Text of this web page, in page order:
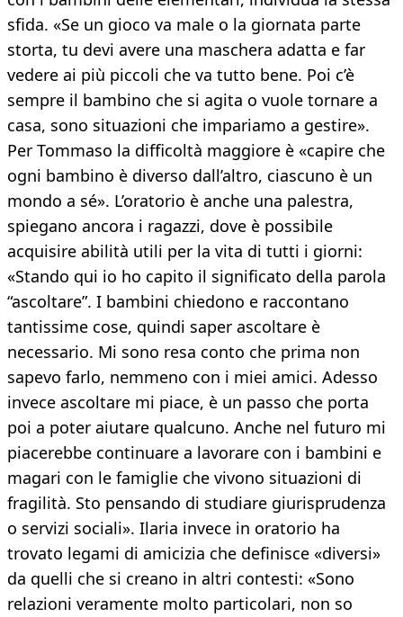
sfida. «Se un gioco va male o la giornata parte
storta, tu devi avere una maschera adatta e far
vedere ai più piccoli che va tutto bene. Poi c’è
sempre il bambino che si agita o vuole tornare a
casa, sono situazioni che impariamo a gestire».
Per Tommaso la difficoltà maggiore è «capire che
ogni bambino è diverso dall’altro, ciascuno è un
mondo a sé». L’oratorio è anche una palestra,
spiegano ancora i ragazzi, dove è possibile
acquisire abilità utili per la vita di tutti i giorni:
«Stando qui io ho capito il significato della parola
“ascoltare”. I bambini chiedono e raccontano
tantissime cose, quindi saper ascoltare è
necessario. Mi sono resa conto che prima non
sapevo farlo, nemmeno con i miei amici. Adesso
invece ascoltare mi piace, è un passo che porta
poi a poter aiutare qualcuno. Anche nel futuro mi
piacerebbe continuare a lavorare con i bambini e
magari con le famiglie che vivono situazioni di
fragilità. Sto pensando di studiare giurisprudenza
o servizi sociali». Ilaria invece in oratorio ha
trovato legami di amicizia che definisce «diversi»
da quelli che si creano in altri contesti: «Sono
relazioni veramente molto particolari, non so